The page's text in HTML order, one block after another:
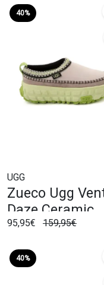
40%
UGG
Zueco Ugg
Daze Ceramic
Beige
95,95€ 159,95€
40%